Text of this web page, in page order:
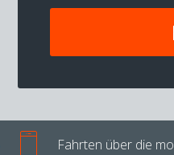
Fahrten über die